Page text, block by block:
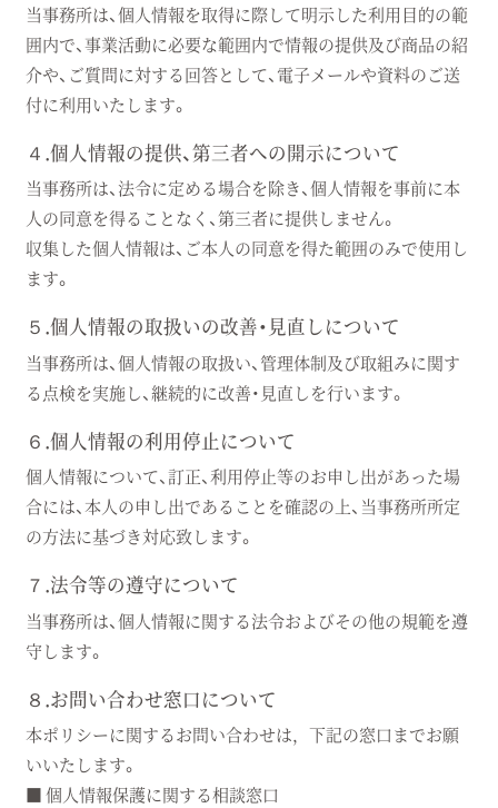
当事務所は、個人情報を取得に際して明示した利用目的の範
囲内で、事業活動に必要な範囲内で情報の提供及び商品の紹
介や、ご質問に対する回答として、電子メールや資料のご送
付に利用いたします。
４.個人情報の提供、第三者への開示について
当事務所は、法令に定める場合を除き、個人情報を事前に本
人の同意を得ることなく、第三者に提供しません。
収集した個人情報は、ご本人の同意を得た範囲のみで使用し
ます。
５.個人情報の取扱いの改善・見直しについて
当事務所は、個人情報の取扱い、管理体制及び取組みに関す
る点検を実施し、継続的に改善・見直しを行います。
６.個人情報の利用停止について
個人情報について、訂正、利用停止等のお申し出があった場
合には、本人の申し出であることを確認の上、当事務所所定
の方法に基づき対応致します。
７.法令等の遵守について
当事務所は、個人情報に関する法令およびその他の規範を遵
守します。
８.お問い合わせ窓口について
本ポリシーに関するお問い合わせは，下記の窓口までお願
いいたします。
■ 個人情報保護に関する相談窓口